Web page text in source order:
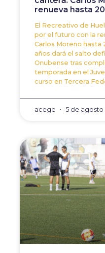
renueva hasta
El Recreativo de
por el futuro con la
Carlos Moreno hasta
años dará el salto
Onubense tras
temporada en el
curso en Tercera
acege 5 de agosto